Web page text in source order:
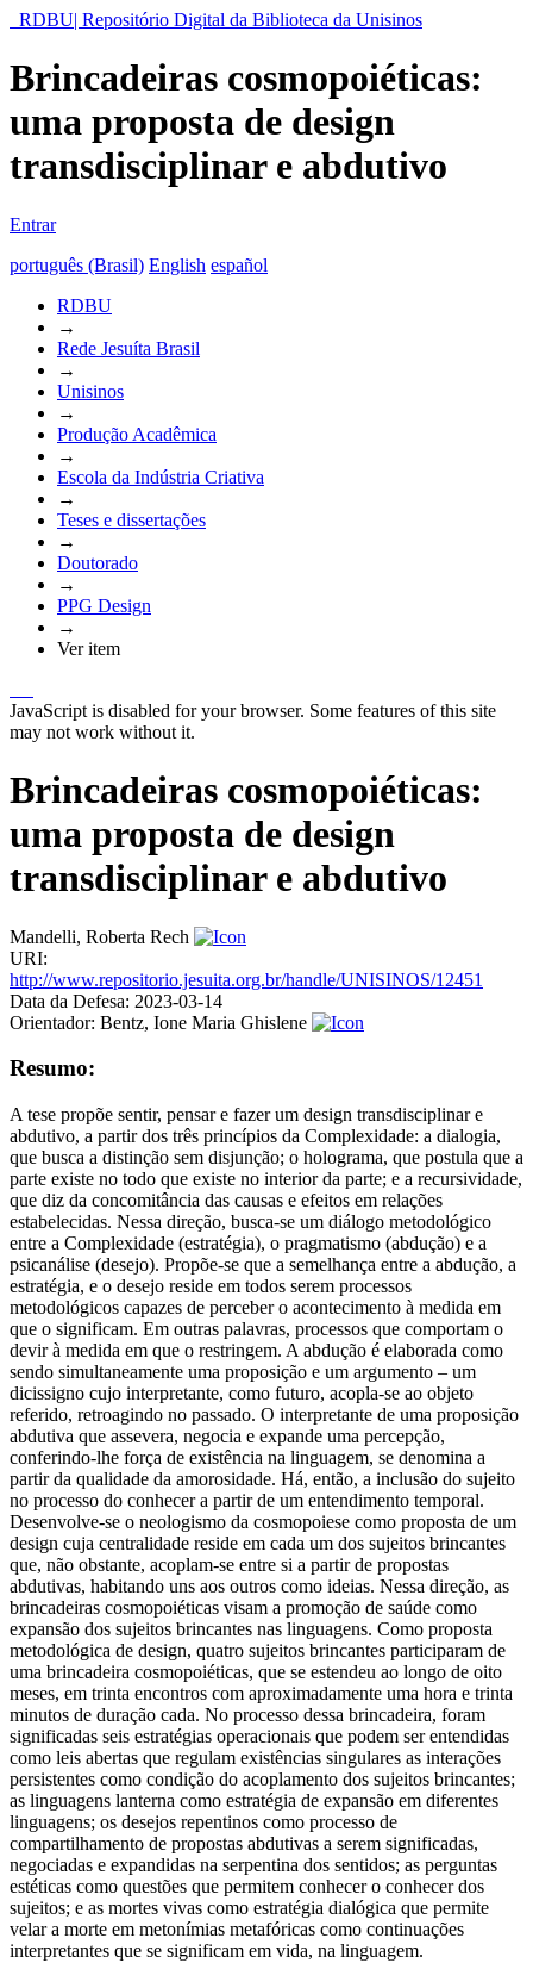
RDBU| Repositório Digital da Biblioteca da Unisinos
Brincadeiras cosmopoiéticas:
uma proposta de design
transdisciplinar e abdutivo
Entrar
português (Brasil) English español
RDBU
→
Rede Jesuíta Brasil
→
Unisinos
→
Produção Acadêmica
→
Escola da Indústria Criativa
→
Teses e dissertações
→
Doutorado
→
PPG Design
→
Ver item
JavaScript is disabled for your browser. Some features of this site
may not work without it.
Brincadeiras cosmopoiéticas:
uma proposta de design
transdisciplinar e abdutivo
Mandelli, Roberta Rech
URI:
http://www.repositorio.jesuita.org.br/handle/UNISINOS/12451
Data da Defesa: 2023-03-14
Orientador: Bentz, Ione Maria Ghislene
Resumo:
A tese propõe sentir, pensar e fazer um design transdisciplinar e
abdutivo, a partir dos três princípios da Complexidade: a dialogia,
que busca a distinção sem disjunção; o holograma, que postula que a
parte existe no todo que existe no interior da parte; e a recursividade,
que diz da concomitância das causas e efeitos em relações
estabelecidas. Nessa direção, busca-se um diálogo metodológico
entre a Complexidade (estratégia), o pragmatismo (abdução) e a
psicanálise (desejo). Propõe-se que a semelhança entre a abdução, a
estratégia, e o desejo reside em todos serem processos
metodológicos capazes de perceber o acontecimento à medida em
que o significam. Em outras palavras, processos que comportam o
devir à medida em que o restringem. A abdução é elaborada como
sendo simultaneamente uma proposição e um argumento – um
dicissigno cujo interpretante, como futuro, acopla-se ao objeto
referido, retroagindo no passado. O interpretante de uma proposição
abdutiva que assevera, negocia e expande uma percepção,
conferindo-lhe força de existência na linguagem, se denomina a
partir da qualidade da amorosidade. Há, então, a inclusão do sujeito
no processo do conhecer a partir de um entendimento temporal.
Desenvolve-se o neologismo da cosmopoiese como proposta de um
design cuja centralidade reside em cada um dos sujeitos brincantes
que, não obstante, acoplam-se entre si a partir de propostas
abdutivas, habitando uns aos outros como ideias. Nessa direção, as
brincadeiras cosmopoiéticas visam a promoção de saúde como
expansão dos sujeitos brincantes nas linguagens. Como proposta
metodológica de design, quatro sujeitos brincantes participaram de
uma brincadeira cosmopoiéticas, que se estendeu ao longo de oito
meses, em trinta encontros com aproximadamente uma hora e trinta
minutos de duração cada. No processo dessa brincadeira, foram
significadas seis estratégias operacionais que podem ser entendidas
como leis abertas que regulam existências singulares as interações
persistentes como condição do acoplamento dos sujeitos brincantes;
as linguagens lanterna como estratégia de expansão em diferentes
linguagens; os desejos repentinos como processo de
compartilhamento de propostas abdutivas a serem significadas,
negociadas e expandidas na serpentina dos sentidos; as perguntas
estéticas como questões que permitem conhecer o conhecer dos
sujeitos; e as mortes vivas como estratégia dialógica que permite
velar a morte em metonímias metafóricas como continuações
interpretantes que se significam em vida, na linguagem.